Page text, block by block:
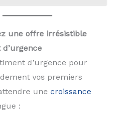
une offre irrésistible
d’urgence
d’urgence pour
vos premiers
une croissance
: